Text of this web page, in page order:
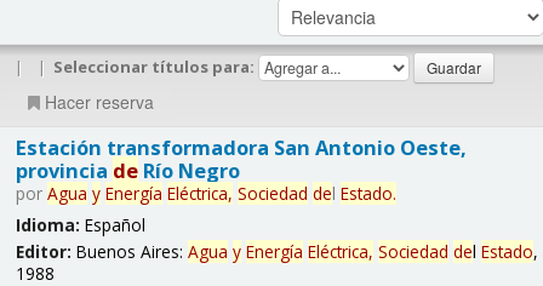
| | Seleccionar títulos para:
Hacer reserva
Estación transformadora San Antonio Oeste,
provincia deRío Negro
por Agua y Energía Eléctrica, Sociedad del Estado.
Idioma: Español
Editor: Buenos Aires: Agua y Energía Eléctrica, Sociedad del Estado,
1988